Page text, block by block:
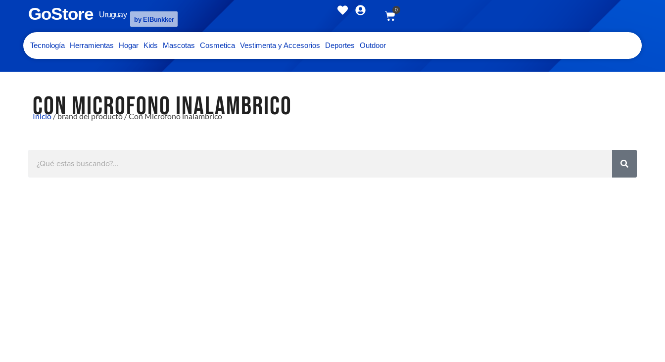
GoStore Uruguay
by ElBunkker
0
Tecnología Herramientas Hogar Kids Mascotas Cosmetica Vestimenta y Accesorios Deportes Outdoor
CON MICROFONO INALAMBRICO
Inicio/ brand del producto / Con Microfono inalambrico